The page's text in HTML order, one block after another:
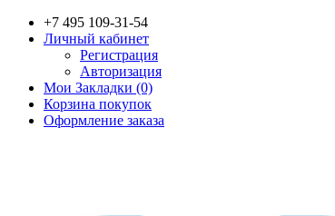
+7 495 109-31-54
Личный кабинет
Регистрация
Авторизация
Мои Закладки (0)
Корзина покупок
Оформление заказа